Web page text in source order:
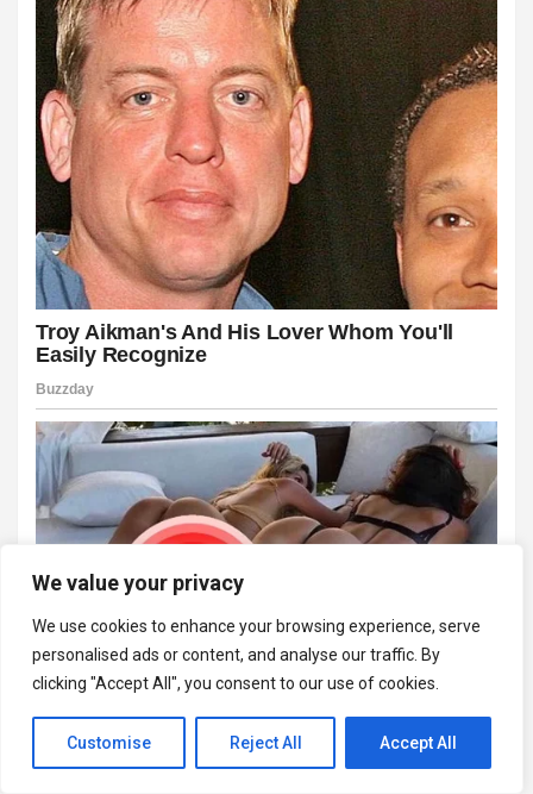
We value your privacy
We use cookies to enhance your browsing experience, serve
personalised ads or content, and analyse our traffic. By
clicking "Accept All", you consent to our use of cookies.
Customise Reject All Accept All